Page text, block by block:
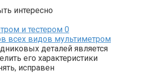
интересно
и тестером 0
всех видов мультиметром
деталей является
его характеристики
исправен